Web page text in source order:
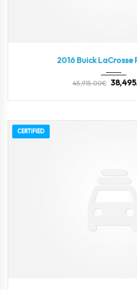
2016 Buick LaCrosse
45,915.00€
CERTIFIED